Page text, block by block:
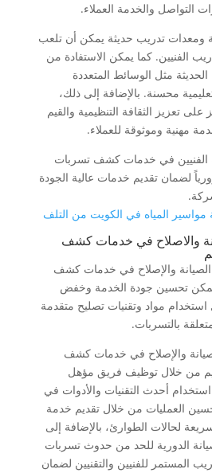
التواصل والخدمة العملاء.
ومعدات تدريب حديثة يمكن أن تلعب
الفنيين. كما يمكن الاستفادة من
مثل الوسائط المتعددة
محسنة. بالإضافة إلى ذلك،
تعزيز الثقافة التنظيمية والقيم
مهنية وموثوقة للعملاء.
في خدمات كشف تسربات
لضمان تقديم خدمات عالية الجودة
مواسير المياه في الكويت من التلف
والاصلاح في خدمات كشف
والإصلاح في خدمات كشف
يمكن تحسين جودة الخدمة وخفض
مواد وتقنيات تصليح متقدمة
بالتسربات.
والإصلاح في خدمات كشف
من خلال توظيف فريق مؤهل
أحدث التقنيات والأدوات في
العمليات من خلال تقديم خدمة
لحالات الطوارئ، بالإضافة إلى
الدورية للحد من حدوث تسربات
المستمر للفنيين والتقنيين لضمان